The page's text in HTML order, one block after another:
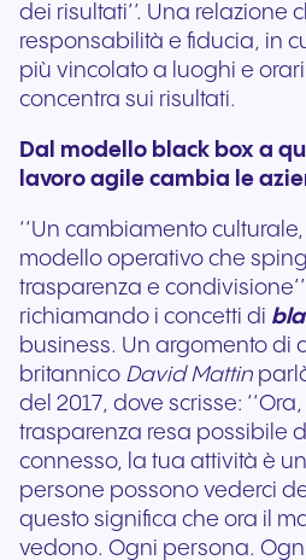
dei risultati’’. Una relazione
responsabilità e fiducia, in
più vincolato a luoghi e orari
concentra sui risultati.
Dal modello black box a
lavoro agile cambia le
‘‘Un cambiamento
modello operativo che
trasparenza e
richiamando i concetti di
business. Un argomento di
britannico David Mattin
del 2017, dove scrisse:
trasparenza resa possibile
connesso, la tua attività è
persone possono vederci
questo significa che ora il
vedono. Ogni persona.